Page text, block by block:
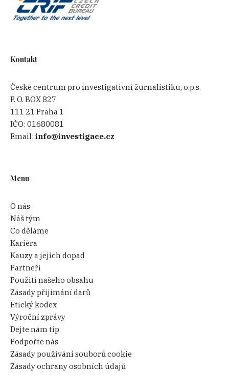
Kontakt
České centrum pro investigativní žurnalistiku, o.p.s.
P. O. BOX 827
111 21 Praha 1
IČO:01680081
Email:info@investigace.cz
Menu
O nás
Náš tým
Co děláme
Kariéra
Kauzy a jejich dopad
Partneři
Použití našeho obsahu
Zásady přijímání darů
Etický kodex
Výroční zprávy
Dejte nám tip
Podpořte nás
Zásady používání souborů cookie
Zásady ochrany osobních údajů